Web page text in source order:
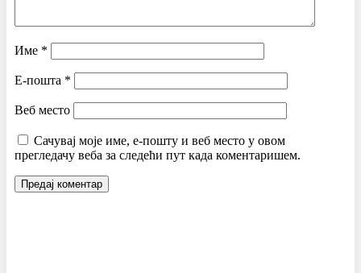
Име *
Е-пошта *
Веб место
Сачувај моје име, е-пошту и веб место у овом
прегледачу веба за следећи пут када коментаришем.